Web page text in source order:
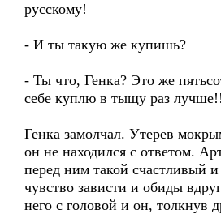
русскому!
- И ты такую же купишь?
- Ты что, Генка? Это же
себе куплю в тыщу раз
Генка замолчал. Утерев
он не находился с ответом.
перед ним такой счастливый
чувство зависти и обиды
него с головой и он, толкнув